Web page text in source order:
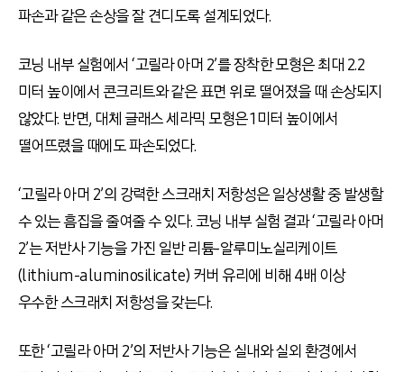
파손과 같은 손상을 잘 견디도록 설계되었다.
코닝 내부 실험에서 ‘고릴라 아머 2’를 장착한 모형은 최대 2.2
미터 높이에서 콘크리트와 같은 표면 위로 떨어졌을 때 손상되지
않았다. 반면, 대체 글래스 세라믹 모형은 1미터 높이에서
떨어뜨렸을 때에도 파손되었다.
‘고릴라 아머 2’의 강력한 스크래치 저항성은 일상생활 중 발생할
수 있는 흠집을 줄여줄 수 있다. 코닝 내부 실험 결과 ‘고릴라 아머
2’는 저반사 기능을 가진 일반 리튬-알루미노실리케이트
(lithium-aluminosilicate) 커버 유리에 비해 4배 이상
우수한 스크래치 저항성을 갖는다.
또한 ‘고릴라 아머 2’의 저반사 기능은 실내와 실외 환경에서